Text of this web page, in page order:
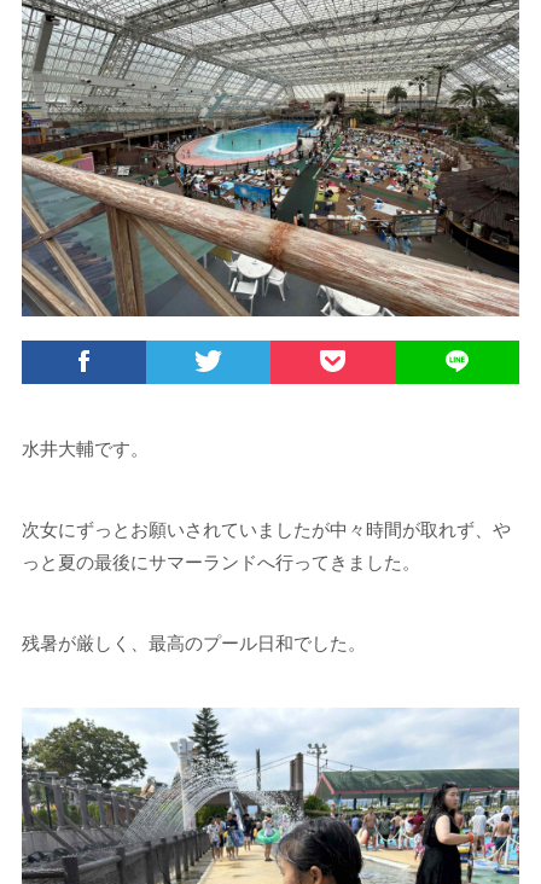
水井大輔です。
次女にずっとお願いされていましたが中々時間が取れず、や
っと夏の最後にサマーランドへ行ってきました。
残暑が厳しく、最高のプール日和でした。